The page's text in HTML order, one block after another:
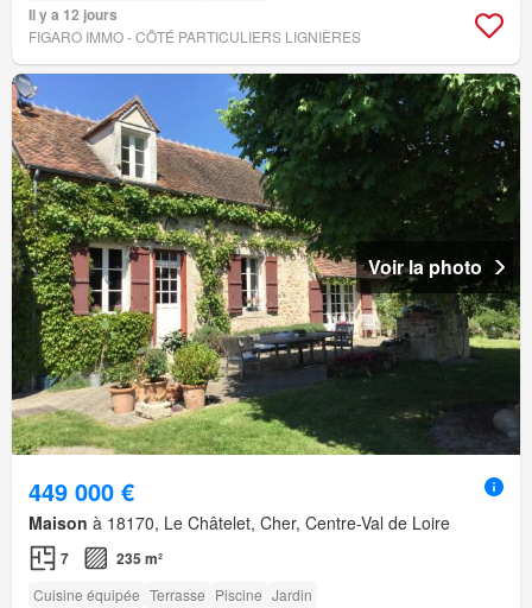
Il y a 12 jours
FIGARO IMMO - CÔTÉ PARTICULIERS LIGNIÈRES
Voir la photo
449 000 €
Maison à 18170, Le Châtelet, Cher, Centre-Val de Loire
7 235 m²
Cuisine équipée Terrasse Piscine Jardin